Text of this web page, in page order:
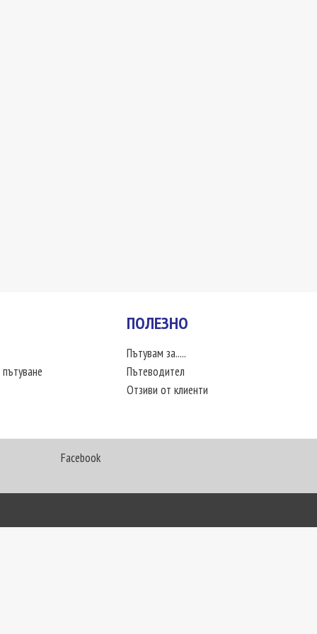
ПОЛЕЗНО
Пътувам за.....
Пътеводител
Отзиви от клиенти
Facebook